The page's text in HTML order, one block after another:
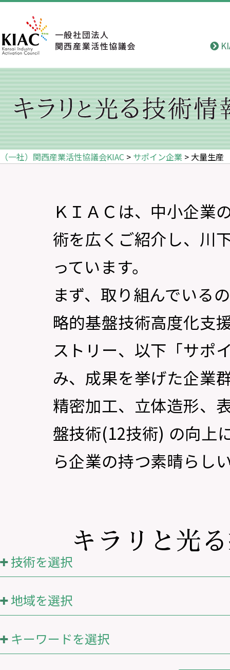
（一社）関西産業活性協議会KIAC > サポイン企業 > 大量生産
ＫＩＡＣは、中小企業
術を広くご紹介し、川
っています。
まず、取り組んでいる
略的基盤技術高度化支
ストリー、以下「サポ
み、成果を挙げた企業
精密加工、立体造形、
盤技術(12技術) の向上
ら企業の持つ素晴らし
キラリと光
技術を選択
地域を選択
キーワードを選択